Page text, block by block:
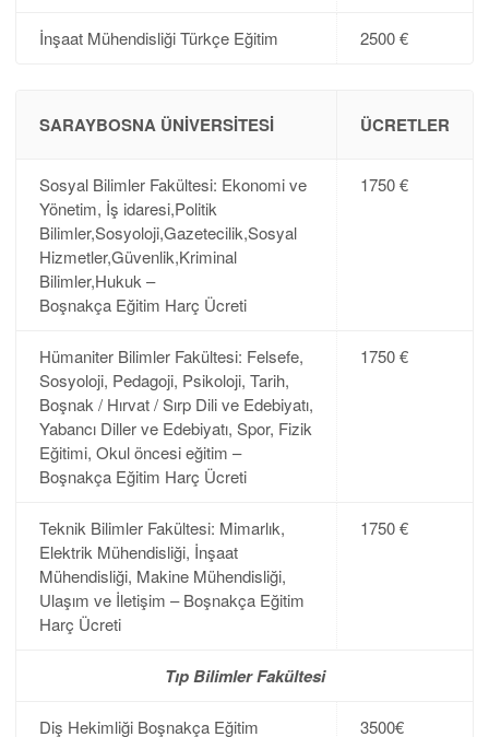
İnşaat Mühendisliği Türkçe Eğitim 2500 €
SARAYBOSNA ÜNIVERSITESI ÜCRETLER
Sosyal Bilimler Fakültesi: Ekonomi ve
Yönetim, İş idaresi,Politik
Bilimler,Sosyoloji,Gazetecilik,Sosyal
Hizmetler,Güvenlik,Kriminal
Bilimler,Hukuk –
Boşnakça Eğitim Harç Ücreti
1750 €
Hümaniter Bilimler Fakültesi: Felsefe,
Sosyoloji, Pedagoji, Psikoloji, Tarih,
Boşnak / Hırvat / Sırp Dili ve Edebiyatı,
Yabancı Diller ve Edebiyatı, Spor, Fizik
Eğitimi, Okul öncesi eğitim –
Boşnakça Eğitim Harç Ücreti
1750 €
Teknik Bilimler Fakültesi: Mimarlık,
Elektrik Mühendisliği, İnşaat
Mühendisliği, Makine Mühendisliği,
Ulaşım ve İletişim – Boşnakça Eğitim
Harç Ücreti
1750 €
Tıp Bilimler Fakültesi
Diş Hekimliği Boşnakça Eğitim 3500€